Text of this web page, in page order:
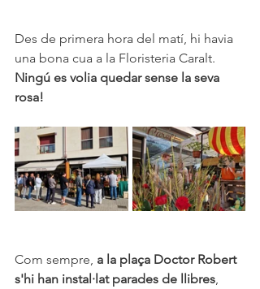
Des de primera hora del matí, hi havia
una bona cua a la Floristeria Caralt.
Ningú es volia quedar sense la seva
rosa!
Com sempre, a la plaça Doctor Robert
s'hi han instal·lat parades de llibres,